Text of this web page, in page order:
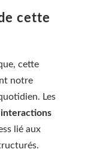
cette
cette
notre
Les
interactions
lié aux